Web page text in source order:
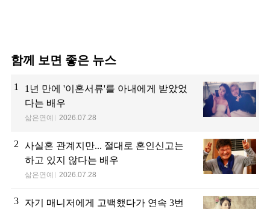
함께 보면 좋은 뉴스
1
1년 만에 '이혼서류'를 아내에게 받았었
다는 배우
삶은연예 2026.07.28
2
사실혼 관계지만... 절대로 혼인신고는
하고 있지 않다는 배우
삶은연예 2026.07.28
3
자기 매니저에게 고백했다가 연속 3번